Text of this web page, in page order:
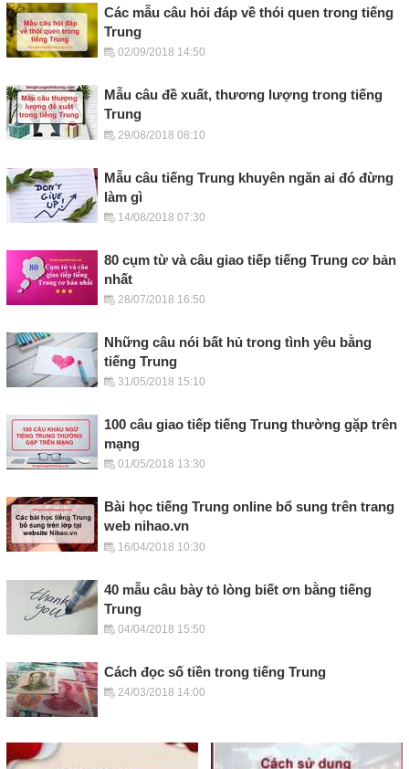
Các mẫu câu hỏi đáp về thói quen trong tiếng
Trung
02/09/2018 14:50
Mẫu câu đề xuất, thương lượng trong tiếng
Trung
29/08/2018 08:10
Mẫu câu tiếng Trung khuyên ngăn ai đó đừng
làm gì
14/08/2018 07:30
80 cụm từ và câu giao tiếp tiếng Trung cơ bản
nhất
28/07/2018 16:50
Những câu nói bất hủ trong tình yêu bằng
tiếng Trung
31/05/2018 15:10
100 câu giao tiếp tiếng Trung thường gặp trên
mạng
01/05/2018 13:30
Bài học tiếng Trung online bổ sung trên trang
web nihao.vn
16/04/2018 10:30
40 mẫu câu bày tỏ lòng biết ơn bằng tiếng
Trung
04/04/2018 15:50
Cách đọc số tiền trong tiếng Trung
24/03/2018 14:00